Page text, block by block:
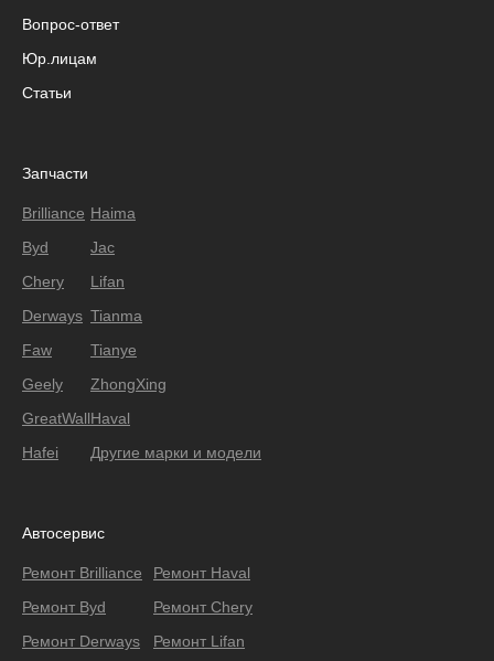
Вопрос-ответ
Юр.лицам
Статьи
Запчасти
Brilliance
Byd
Chery
Derways
Faw
Geely
GreatWall
Hafei
Haima
Jac
Lifan
Tianma
Tianye
ZhongXing
Haval
Другие марки и модели
Автосервис
Ремонт Brilliance
Ремонт Byd
Ремонт Derways
Ремонт Haval
Ремонт Chery
Ремонт Lifan